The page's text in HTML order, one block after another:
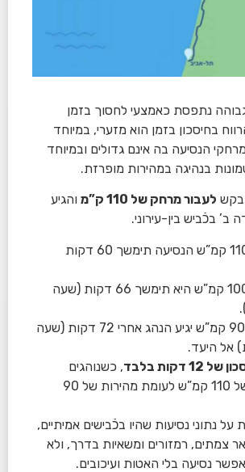
נתפסת כאמצעי לחסוך בזמן
בחיסכון בזמן הוא מזערי, במיוחד
הנסיעה בה אינם גדולים ובמיוחד
בנהיגה במהירות מופרזת.
לעבור מרחק של 110 ק”מ
והגיע
ב’ בכֿביש בין-עירוני.
במהירות 110 קמ”ש הנסיעה תימשך 60 דקות
במהירות 100 קמ”ש היא תימשך 66 דקות (שעה
ובֿמהירות 90 קמ”ש יגיע הנהג אחרי 72 דקות (שעה
של 12 דקות בלבד
, כשנוהגים
במהירות של 110 קמ”ש לעומת מהירות של 90
נתוני נסיעות שהיו בכֿבישים אמיתיים,
צמתים, רמזורים ומשאיות בדרך, ולא
נסיעה בלי האטות ועיכובים.